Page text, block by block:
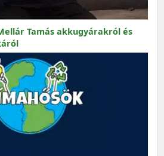
Tamás akkugyárakról és